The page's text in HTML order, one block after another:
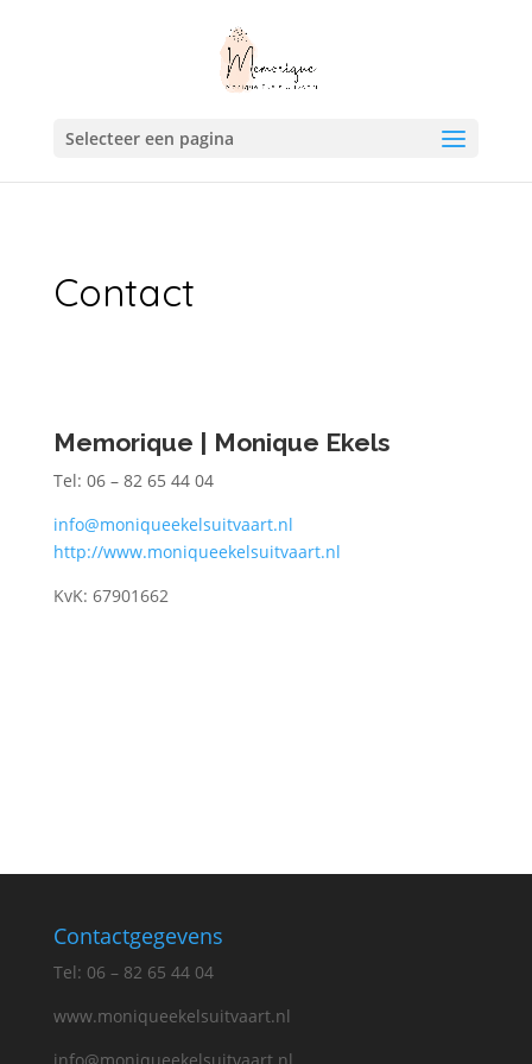
Selecteer een pagina
Contact
Memorique | Monique Ekels
Tel: 06 – 82 65 44 04
info@moniqueekelsuitvaart.nl
http://www.moniqueekelsuitvaart.nl
KvK: 67901662
Contactgegevens
Tel: 06 – 82 65 44 04
www.moniqueekelsuitvaart.nl